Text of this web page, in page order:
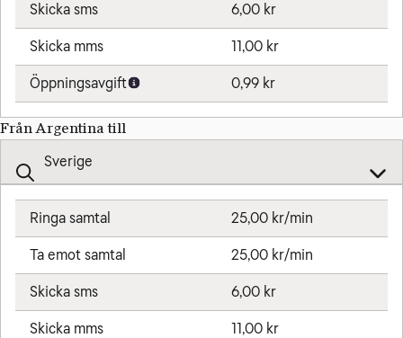
Skicka sms 6,00 kr
Skicka mms 11,00 kr
Öppningsavgift 0,99 kr
Från Argentina till
Ringa samtal 25,00 kr/min
Ta emot samtal 25,00 kr/min
Skicka sms 6,00 kr
Skicka mms 11,00 kr